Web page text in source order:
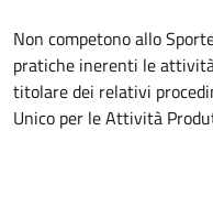
Non competono allo
pratiche inerenti le
titolare dei relativi
Unico per le Attività